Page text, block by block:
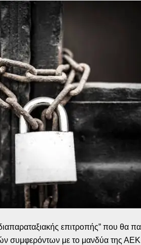
επιτροπής” που θα
συμφερόντων με το μανδύα της